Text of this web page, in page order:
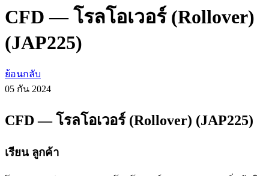
CFD — โรลโอเวอร์ (Rollover)
(JAP225)
ย้อนกลับ
05 กัน 2024
CFD — โรลโอเวอร์ (Rollover) (JAP225)
เรียน ลูกค้า